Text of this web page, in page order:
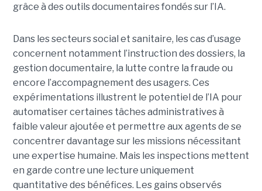
grâce à des outils documentaires fondés sur l’IA.
Dans les secteurs social et sanitaire, les cas d’usage
concernent notamment l’instruction des dossiers, la
gestion documentaire, la lutte contre la fraude ou
encore l’accompagnement des usagers. Ces
expérimentations illustrent le potentiel de l’IA pour
automatiser certaines tâches administratives à
faible valeur ajoutée et permettre aux agents de se
concentrer davantage sur les missions nécessitant
une expertise humaine. Mais les inspections mettent
en garde contre une lecture uniquement
quantitative des bénéfices. Les gains observés